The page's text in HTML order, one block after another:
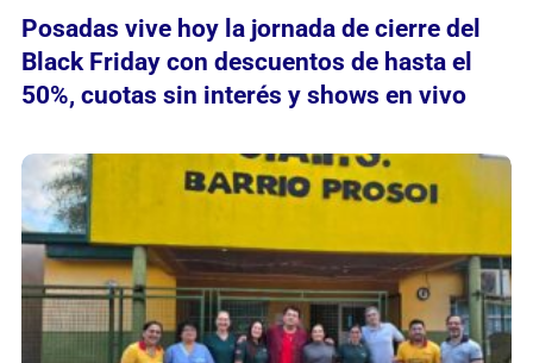
Posadas vive hoy la jornada de cierre del
Black Friday con descuentos de hasta el
50%, cuotas sin interés y shows en vivo